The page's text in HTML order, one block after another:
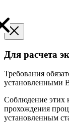
Для расчета
Требования
установленными
Соблюдение этих
прохождения
установленным